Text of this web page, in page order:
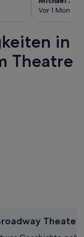
Vor 1 Monat
in
Theatre
Theater